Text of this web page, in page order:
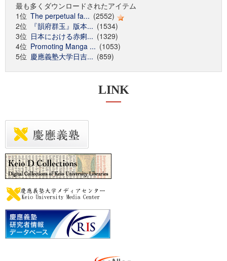
最も多くダウンロードされたアイテム
1位 The perpetual fa... (2552)
2位
『韻府群玉』版本... (1534)
3位 日本における赤痢... (1329)
4位 Promoting Manga ... (1053)
5位 慶應義塾大学日吉... (859)
LINK